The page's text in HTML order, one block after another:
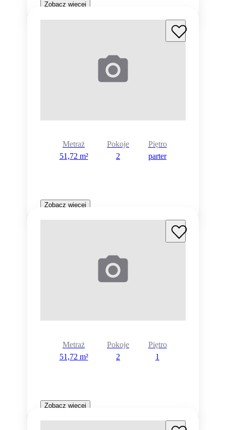
Zobacz więcej
Metraż
51,72 m²
Pokoje
2
Piętro
parter
Zobacz więcej
Metraż
51,72 m²
Pokoje
2
Piętro
1
Zobacz więcej